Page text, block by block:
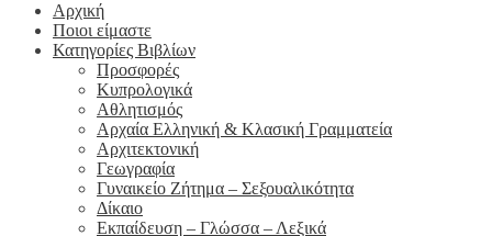
Αρχική
Ποιοι είμαστε
Κατηγορίες Βιβλίων
Προσφορές
Κυπρολογικά
Αθλητισμός
Αρχαία Ελληνική & Κλασική Γραμματεία
Αρχιτεκτονική
Γεωγραφία
Γυναικείο Ζήτημα – Σεξουαλικότητα
Δίκαιο
Εκπαίδευση – Γλώσσα – Λεξικά